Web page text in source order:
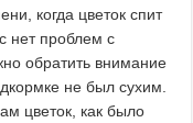
когда цветок спит
нет проблем с
обратить внимание
не был сухим.
цветок, как было